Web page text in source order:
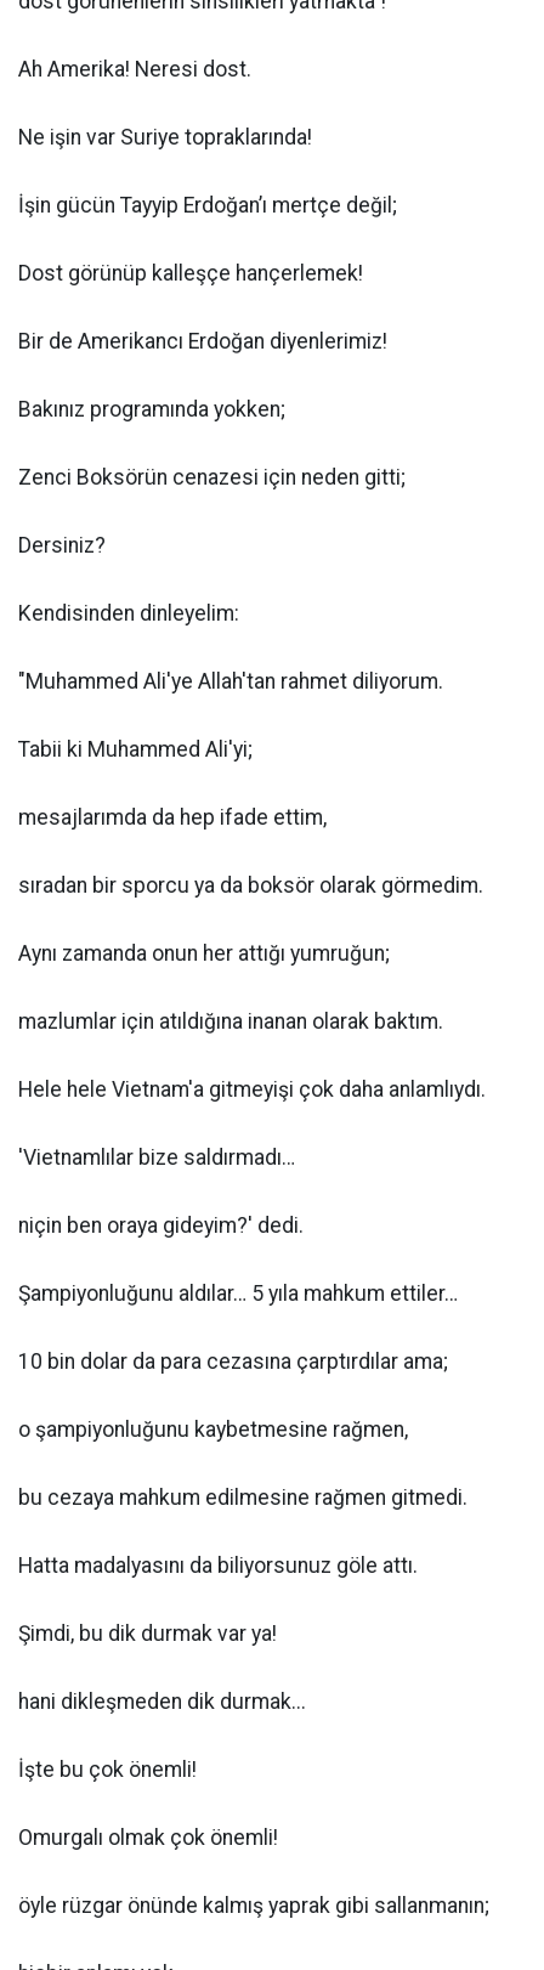
Ah Amerika! Neresi dost.
Ne işin var Suriye topraklarında!
İşin gücün Tayyip Erdoğan’ı mertçe değil;
Dost görünüp kalleşçe hançerlemek!
Bir de Amerikancı Erdoğan diyenlerimiz!
Bakınız programında yokken;
Zenci Boksörün cenazesi için neden gitti;
Dersiniz?
Kendisinden dinleyelim:
"Muhammed Ali'ye Allah'tan rahmet diliyorum.
Tabii ki Muhammed Ali'yi;
mesajlarımda da hep ifade ettim,
sıradan bir sporcu ya da boksör olarak görmedim.
Aynı zamanda onun her attığı yumruğun;
mazlumlar için atıldığına inanan olarak baktım.
Hele hele Vietnam'a gitmeyişi çok daha anlamlıydı.
'Vietnamlılar bize saldırmadı…
niçin ben oraya gideyim?' dedi.
Şampiyonluğunu aldılar… 5 yıla mahkum ettiler…
10 bin dolar da para cezasına çarptırdılar ama;
o şampiyonluğunu kaybetmesine rağmen,
bu cezaya mahkum edilmesine rağmen gitmedi.
Hatta madalyasını da biliyorsunuz göle attı.
Şimdi, bu dik durmak var ya!
hani dikleşmeden dik durmak...
İşte bu çok önemli!
Omurgalı olmak çok önemli!
öyle rüzgar önünde kalmış yaprak gibi sallanmanın;